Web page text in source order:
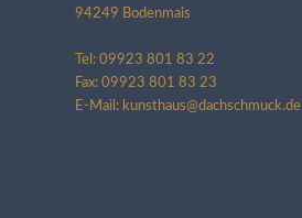
94249 Bodenmais
Tel: 09923 801 83 22
Fax: 09923 801 83 23
E-Mail: kunsthaus@dachschmuck.de